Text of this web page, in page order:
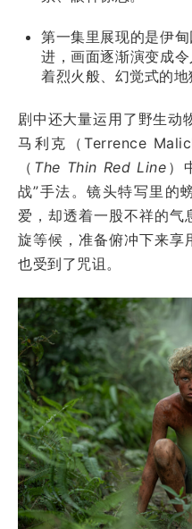
第一集里展现的是伊
进，画面逐渐演变成
着烈火般、幻觉式的地
剧中还大量运用了野生动
马利克（Terrence
（ The Thin Red Line ）
战”手法。镜头特写里的
爱，却透着一股不祥的气
旋等候，准备俯冲下来享
也受到了咒诅。